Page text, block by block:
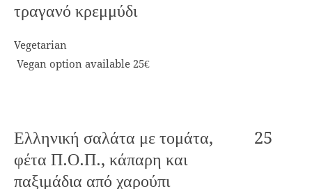
τραγανό κρεμμύδι
Vegetarian
Vegan option available 25€
Ελληνική σαλάτα με τομάτα,
φέτα Π.Ο.Π., κάπαρη και
παξιμάδια από χαρούπι
25